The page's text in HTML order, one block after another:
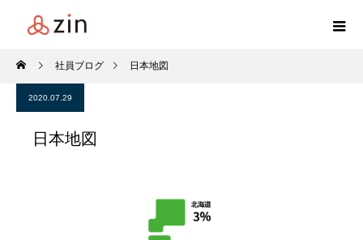
社員ブログ 日本地図
2020.07.29
日本地図